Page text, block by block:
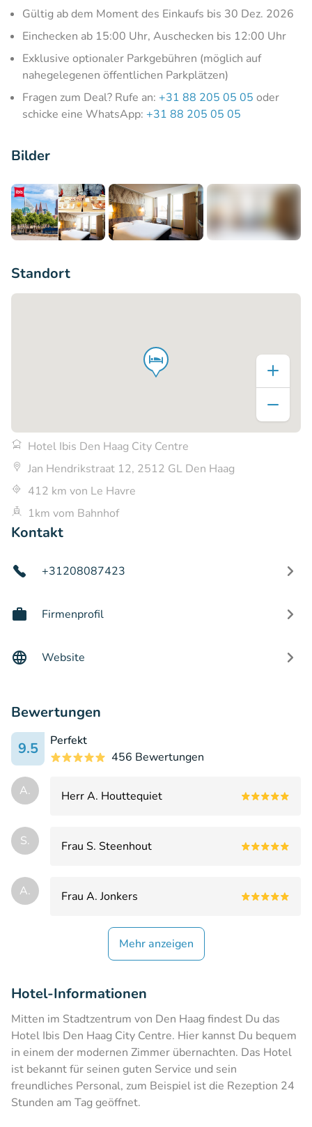
Gültig ab dem Moment des Einkaufs bis 30 Dez. 2026
Einchecken ab 15:00 Uhr, Auschecken bis 12:00 Uhr
Exklusive optionaler Parkgebühren (möglich auf
nahegelegenen öffentlichen Parkplätzen)
Fragen zum Deal? Rufe an: +31 88 205 05 05 oder
schicke eine WhatsApp: +31 88 205 05 05
Bilder
Standort
Hotel Ibis Den Haag City Centre
Jan Hendrikstraat 12, 2512 GL Den Haag
412 km von Le Havre
1km vom Bahnhof
Kontakt
+31208087423
Firmenprofil
Website
Bewertungen
9.5
Perfekt
456 Bewertungen
A. Herr A. Houttequiet
S. Frau S. Steenhout
A. Frau A. Jonkers
Mehr anzeigen
Hotel-Informationen
Mitten im Stadtzentrum von Den Haag findest Du das
Hotel Ibis Den Haag City Centre. Hier kannst Du bequem
in einem der modernen Zimmer übernachten. Das Hotel
ist bekannt für seinen guten Service und sein
freundliches Personal, zum Beispiel ist die Rezeption 24
Stunden am Tag geöffnet.